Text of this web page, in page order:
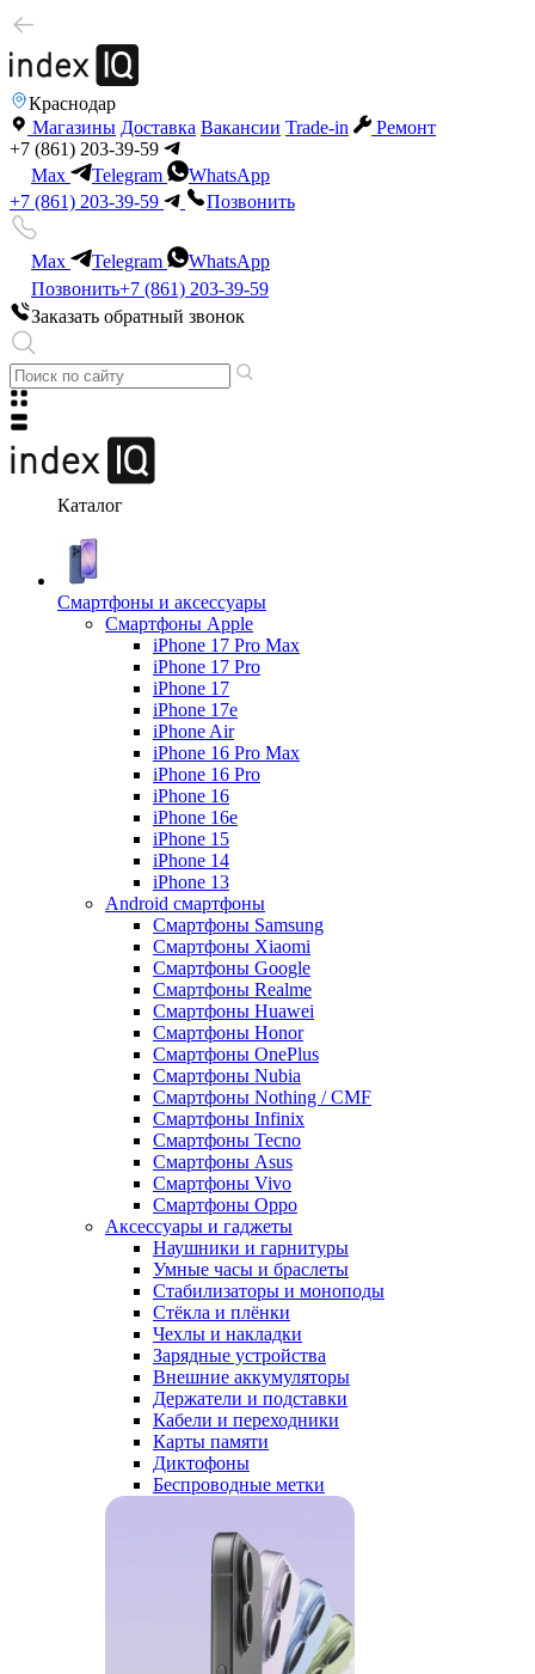
Краснодар
Магазины Доставка Вакансии Trade-in
Ремонт
+7 (861) 203-39-59
Max
Telegram
WhatsApp
+7 (861) 203-39-59
Позвонить
Max Telegram
WhatsApp
Позвонить+7 (861) 203-39-59
Заказать обратный звонок
Каталог
Смартфоны и аксессуары
Смартфоны Apple
iPhone 17 Pro Max
iPhone 17 Pro
iPhone 17
iPhone 17e
iPhone Air
iPhone 16 Pro Max
iPhone 16 Pro
iPhone 16
iPhone 16e
iPhone 15
iPhone 14
iPhone 13
Android cмартфоны
Смартфоны Samsung
Смартфоны Xiaomi
Смартфоны Google
Смартфоны Realme
Смартфоны Huawei
Смартфоны Honor
Смартфоны OnePlus
Смартфоны Nubia
Смартфоны Nothing / CMF
Смартфоны Infinix
Смартфоны Tecno
Смартфоны Asus
Смартфоны Vivo
Смартфоны Oppo
Аксессуары и гаджеты
Наушники и гарнитуры
Умные часы и браслеты
Стабилизаторы и моноподы
Стёкла и плёнки
Чехлы и накладки
Зарядные устройства
Внешние аккумуляторы
Держатели и подставки
Кабели и переходники
Карты памяти
Диктофоны
Беспроводные метки